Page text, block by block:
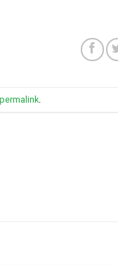
permalink